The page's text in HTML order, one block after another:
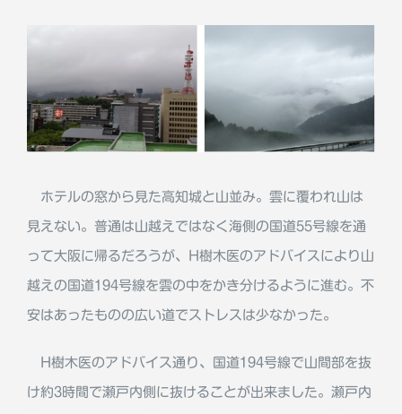
ホテルの窓から見た高知城と山並み。雲に覆われ山は
見えない。普通は山越えではなく海側の国道55号線を通
って大阪に帰るだろうが、H樹木医のアドバイスにより山
越えの国道194号線を雲の中をかき分けるように進む。不
安はあったものの広い道でストレスは少なかった。
H樹木医のアドバイス通り、国道194号線で山間部を抜
け約3時間で瀬戸内側に抜けることが出来ました。瀬戸内